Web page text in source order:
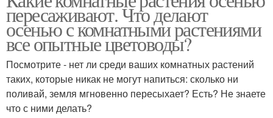
окон
Многолетние цвета Садовые цвета
пересаживают. Что делают
осенью с комнатными растениями
все опытные цветоводы?
Посмотрите - нет ли среди ваших комнатных растений
таких, которые никак не могут напиться: сколько ни
поливай, земля мгновенно пересыхает? Есть? Не знаете
что с ними делать?